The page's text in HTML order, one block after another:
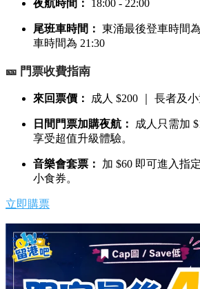
夜航時間： 18:00 - 22:00
尾班車時間： 東涌最後登車時間
車時間為 21:30
🎫 門票收費指南
來回票價： 成人 $200 ｜ 長者及
日間門票加購夜航：
成人只需加
享受超值升級體驗。
音樂會套票：
加 $60 即可進入指
小食券。
立即購票